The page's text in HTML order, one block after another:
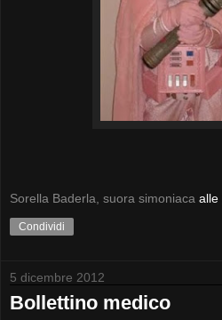
Sorella Baderla, suora simoniaca alle
Condividi
5 dicembre 2012
Bollettino medico